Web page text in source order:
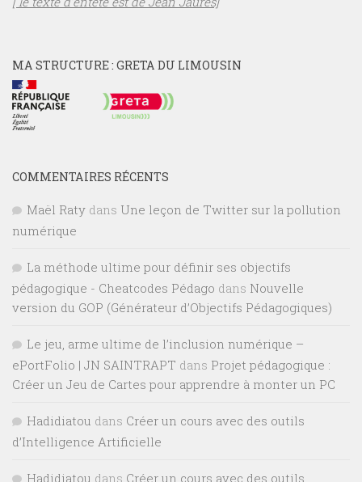
MA STRUCTURE : GRETA DU LIMOUSIN
COMMENTAIRES RÉCENTS
Maël Raty dans Une leçon de Twitter sur la pollution
numérique
La méthode ultime pour définir ses objectifs
pédagogique - Cheatcodes Pédago dans Nouvelle
version du GOP (Générateur d’Objectifs Pédagogiques)
Le jeu, arme ultime de l’inclusion numérique –
ePortFolio | JN SAINTRAPT dans Projet pédagogique :
Créer un Jeu de Cartes pour apprendre à monter un PC
Hadidiatou dans Créer un cours avec des outils
d’Intelligence Artificielle
Hadidiatou dans Créer un cours avec des outils